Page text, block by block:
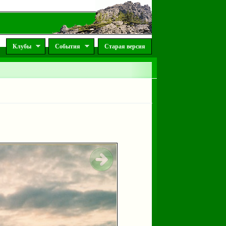
Клубы События Старая версия